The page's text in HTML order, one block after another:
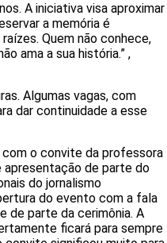
A iniciativa visa aproximar
a memória é
Quem não conhece,
ama a sua história.” ,
Algumas vagas, com
dar continuidade a esse
o convite da professora
apresentação de parte do
do jornalismo
do evento com a fala
de parte da cerimônia. A
ficará para sempre